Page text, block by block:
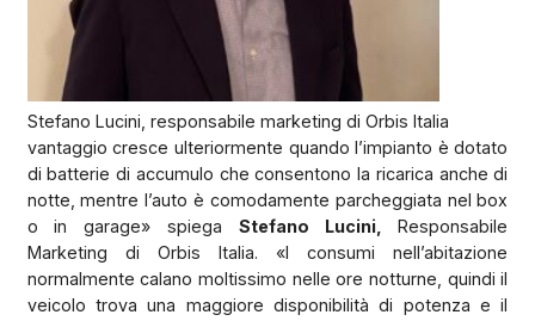
Stefano Lucini, responsabile marketing di Orbis Italia
vantaggio cresce ulteriormente quando l’impianto è dotato
di batterie di accumulo che consentono la ricarica anche di
notte, mentre l’auto è comodamente parcheggiata nel box
o in garage» spiega Stefano Lucini,
Responsabile
Marketing di Orbis Italia. «I consumi nell’abitazione
normalmente calano moltissimo nelle ore notturne, quindi il
veicolo trova una maggiore disponibilità di potenza e il